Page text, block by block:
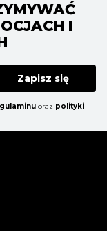
I
Zapisz się
oraz polityki